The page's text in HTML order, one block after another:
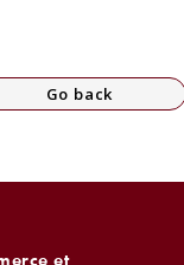
Go back
et